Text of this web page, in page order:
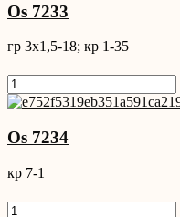
Os 7233
гр 3x1,5-18; кр 1-35
Os 7234
кр 7-1